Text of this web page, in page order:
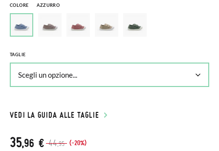
COLORE AZZURRO
TAGLIE
VEDI LA GUIDA ALLE TAGLIE
44,95 (-20%)
35,96 €